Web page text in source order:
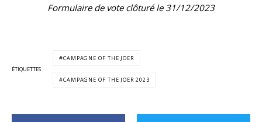
Formulaire de vote clôturé le 31/12/2023
ÉTIQUETTES
CAMPAGNE OF THE JOER
CAMPAGNE OF THE JOER 2023